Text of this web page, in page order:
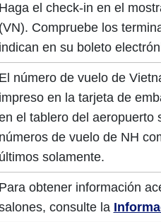
Haga el check-in en el
(VN). Compruebe los
indican en su boleto
El número de vuelo de
impreso en la tarjeta de
el tablero del aeropuerto
números de vuelo de NH
últimos solamente.
Para obtener información
consulte la